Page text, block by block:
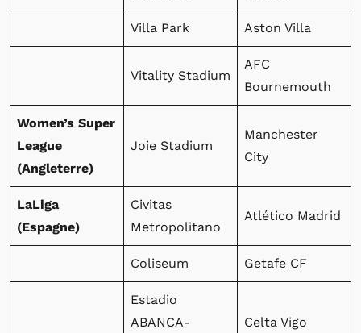
Villa Park Aston Villa
Vitality Stadium
AFC
Bournemouth
Women’s Super
League
(Angleterre)
Joie Stadium
Manchester
City
LaLiga
(Espagne)
Civitas
Metropolitano
Atlético Madrid
Coliseum Getafe CF
Estadio
ABANCA-
Celta Vigo